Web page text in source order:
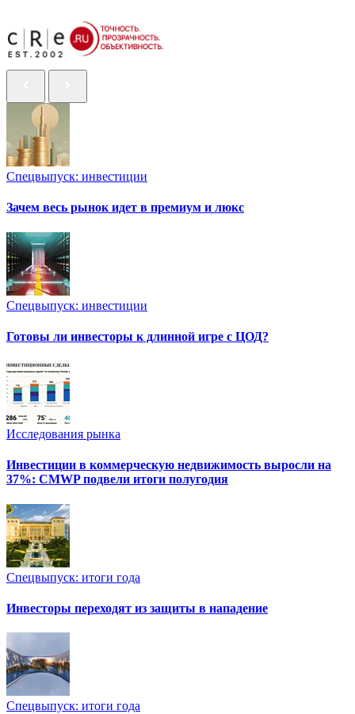
Спецвыпуск: инвестиции
Зачем весь рынок идет в премиум и люкс
Спецвыпуск: инвестиции
Готовы ли инвесторы к длинной игре с ЦОД?
Исследования рынка
Инвестиции в коммерческую недвижимость выросли на
37%: CMWP подвели итоги полугодия
Спецвыпуск: итоги года
Инвесторы переходят из защиты в нападение
Спецвыпуск: итоги года